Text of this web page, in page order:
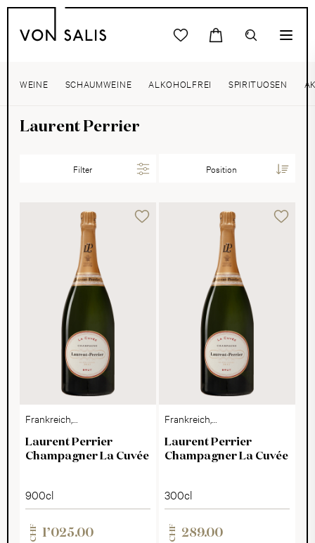
WEINE SCHAUMWEINE ALKOHOLFREI SPIRITUOSEN
Laurent Perrier
Filter
Frankreich,
Champagne
Laurent Perrier
Champagner La Cuvée
900cl
CHF 1’025.00
Frankreich,
Champagne
Laurent Perrier
Champagner La Cuvée
300cl
CHF 289.00